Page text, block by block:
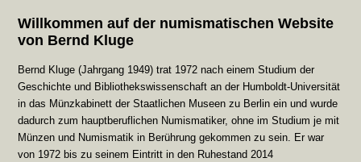
Willkommen auf der numismatischen Website
von Bernd Kluge
Bernd Kluge (Jahrgang 1949) trat 1972 nach einem Studium der
Geschichte und Bibliothekswissenschaft an der Humboldt-Universität
in das Münzkabinett der Staatlichen Museen zu Berlin ein und wurde
dadurch zum hauptberuflichen Numismatiker, ohne im Studium je mit
Münzen und Numismatik in Berührung gekommen zu sein. Er war
von 1972 bis zu seinem Eintritt in den Ruhestand 2014